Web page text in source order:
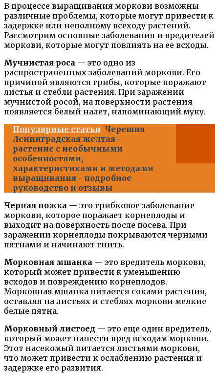
В процессе выращивания моркови возможны
различные проблемы, которые могут привести к
задержке или неполному всеходу растений.
Рассмотрим основные заболевания и вредителей
моркови, которые могут повлиять на ее всходы.
Мучнистая роса — это одно из
распространенных заболеваний моркови. Его
причиной являются грибы, которые поражают
листья и стебли растения. При заражении
мучнистой росой, на поверхности растения
появляется белый налет, напоминающий муку.
Популярные статьи Черешня
Ленинградская желтая -
растение с необычными
особенностями,
характеристиками и методами
выращивания - подробное
руководство и отзывы
Черная ножка — это грибковое заболевание
моркови, которое поражает корнеплоды и
выходит на поверхность после посева. При
заражении корнеплоды покрываются черными
пятнами и начинают гнить.
Морковная мшанка — это вредитель моркови,
который может привести к уменьшению
всходов и повреждению корнеплодов.
Морковная мшанка питается соками растения,
оставляя на листьях и стеблях моркови мелкие
белые пятна.
Морковный листоед — это еще один вредитель,
который может нанести вред всходам моркови.
Этот насекомый питается листьями моркови,
что может привести к ослаблению растения и
задержке его развития.